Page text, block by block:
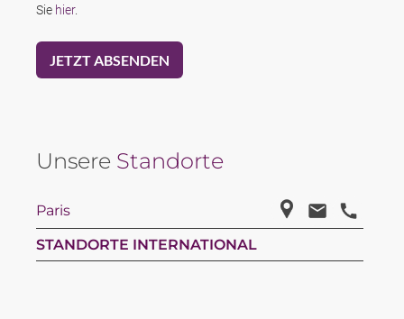
Sie hier.
Unsere Standorte
Paris
STANDORTE INTERNATIONAL